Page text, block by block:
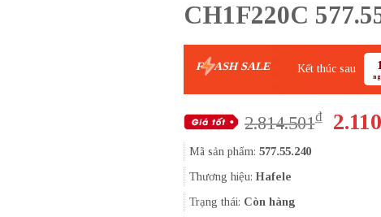
CH1F220C
F ASH SALE Kết thúc sau 1
2.814.501₫
Giá
Mã sản phẩm: 577.55.240
Thương hiệu:Hafele
Trạng thái: Còn hàng